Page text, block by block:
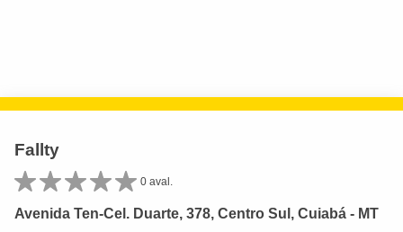
Fallty
0 aval.
Avenida Ten-Cel. Duarte, 378, Centro Sul, Cuiabá - MT